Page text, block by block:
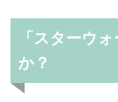
「スターウ
か？